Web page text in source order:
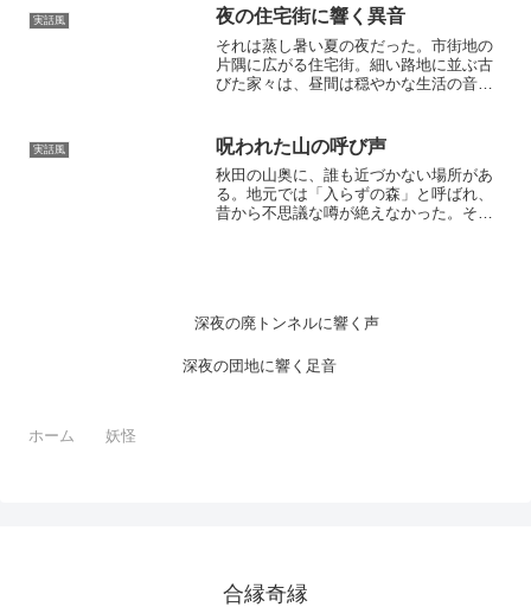
って生計を立てていた。特に評判だった
のは、深い藍色に染められた...
実話風 夜の住宅街に響く異音
それは蒸し暑い夏の夜だった。市街地の
片隅に広がる住宅街。細い路地に並ぶ古
びた家々は、昼間は穏やかな生活の音で
町に引っ越してきたばかりだった。新し
い住まいは、築30年は経...
実話風 呪われた山の呼び声
秋田の山奥に、誰も近づかない場所があ
る。地元では「入らずの森」と呼ばれ、
昔から不思議な噂が絶えなかった。そこ
深夜の廃トンネルに響く声
深夜の団地に響く足音
ホーム 妖怪
合縁奇縁